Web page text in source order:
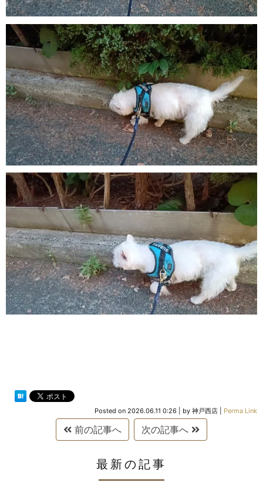
Posted on 2026.06.11 0:26 by 神戸西店 Perma Link
前の記事へ 次の記事へ
最新の記事